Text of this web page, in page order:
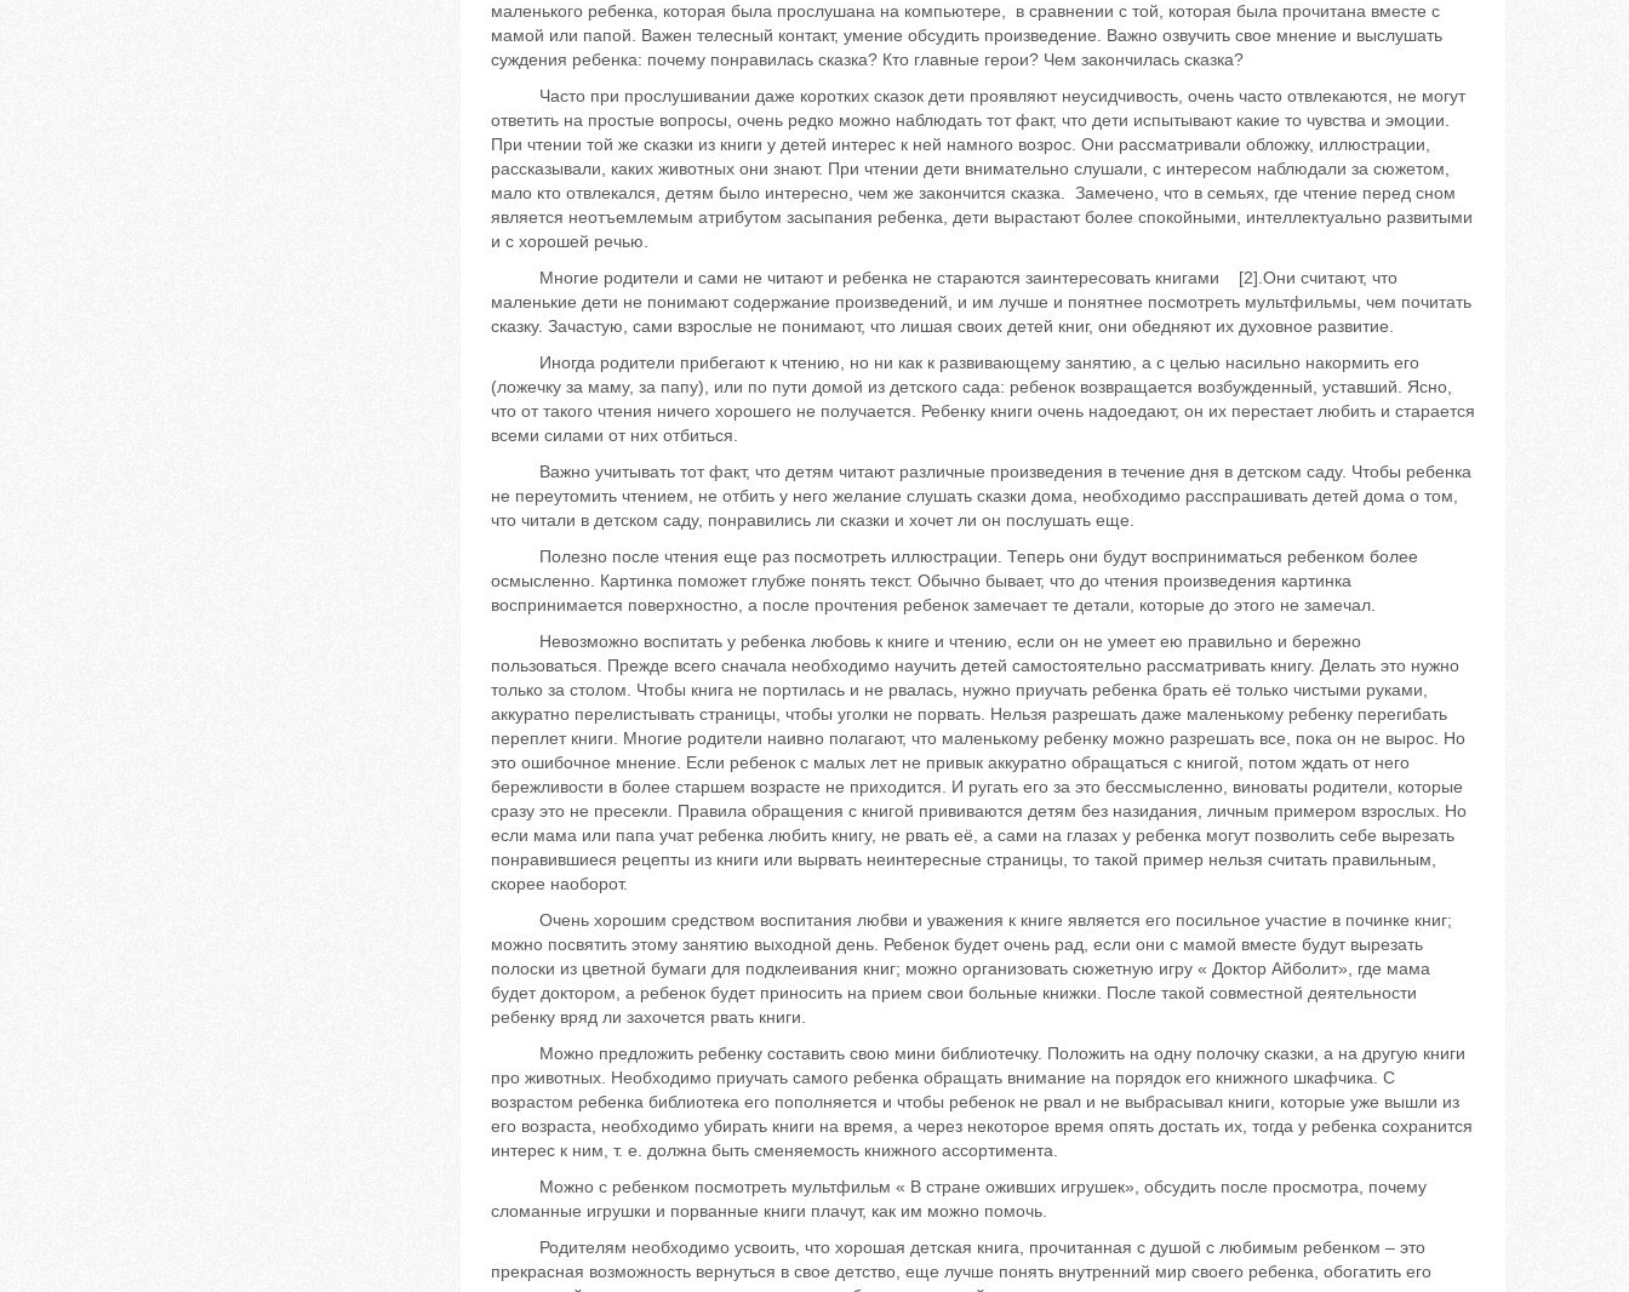
маленького ребенка, которая была прослушана на компьютере, в сравнении с той, которая была прочитана вместе с
мамой или папой. Важен телесный контакт, умение обсудить произведение. Важно озвучить свое мнение и выслушать
суждения ребенка: почему понравилась сказка? Кто главные герои? Чем закончилась сказка?
Часто при прослушивании даже коротких сказок дети проявляют неусидчивость, очень часто отвлекаются, не могут
ответить на простые вопросы, очень редко можно наблюдать тот факт, что дети испытывают какие то чувства и эмоции.
При чтении той же сказки из книги у детей интерес к ней намного возрос. Они рассматривали обложку, иллюстрации,
рассказывали, каких животных они знают. При чтении дети внимательно слушали, с интересом наблюдали за сюжетом,
мало кто отвлекался, детям было интересно, чем же закончится сказка. Замечено, что в семьях, где чтение перед сном
является неотъемлемым атрибутом засыпания ребенка, дети вырастают более спокойными, интеллектуально развитыми
и с хорошей речью.
Многие родители и сами не читают и ребенка не стараются заинтересовать книгами [2].Они считают, что
маленькие дети не понимают содержание произведений, и им лучше и понятнее посмотреть мультфильмы, чем почитать
сказку. Зачастую, сами взрослые не понимают, что лишая своих детей книг, они обедняют их духовное развитие.
Иногда родители прибегают к чтению, но ни как к развивающему занятию, а с целью насильно накормить его
(ложечку за маму, за папу), или по пути домой из детского сада: ребенок возвращается возбужденный, уставший. Ясно,
что от такого чтения ничего хорошего не получается. Ребенку книги очень надоедают, он их перестает любить и старается
всеми силами от них отбиться.
Важно учитывать тот факт, что детям читают различные произведения в течение дня в детском саду. Чтобы ребенка
не переутомить чтением, не отбить у него желание слушать сказки дома, необходимо расспрашивать детей дома о том,
что читали в детском саду, понравились ли сказки и хочет ли он послушать еще.
Полезно после чтения еще раз посмотреть иллюстрации. Теперь они будут восприниматься ребенком более
осмысленно. Картинка поможет глубже понять текст. Обычно бывает, что до чтения произведения картинка
воспринимается поверхностно, а после прочтения ребенок замечает те детали, которые до этого не замечал.
Невозможно воспитать у ребенка любовь к книге и чтению, если он не умеет ею правильно и бережно
пользоваться. Прежде всего сначала необходимо научить детей самостоятельно рассматривать книгу. Делать это нужно
только за столом. Чтобы книга не портилась и не рвалась, нужно приучать ребенка брать её только чистыми руками,
аккуратно перелистывать страницы, чтобы уголки не порвать. Нельзя разрешать даже маленькому ребенку перегибать
переплет книги. Многие родители наивно полагают, что маленькому ребенку можно разрешать все, пока он не вырос. Но
это ошибочное мнение. Если ребенок с малых лет не привык аккуратно обращаться с книгой, потом ждать от него
бережливости в более старшем возрасте не приходится. И ругать его за это бессмысленно, виноваты родители, которые
сразу это не пресекли. Правила обращения с книгой прививаются детям без назидания, личным примером взрослых. Но
если мама или папа учат ребенка любить книгу, не рвать её, а сами на глазах у ребенка могут позволить себе вырезать
понравившиеся рецепты из книги или вырвать неинтересные страницы, то такой пример нельзя считать правильным,
скорее наоборот.
Очень хорошим средством воспитания любви и уважения к книге является его посильное участие в починке книг;
можно посвятить этому занятию выходной день. Ребенок будет очень рад, если они с мамой вместе будут вырезать
полоски из цветной бумаги для подклеивания книг; можно организовать сюжетную игру « Доктор Айболит», где мама
будет доктором, а ребенок будет приносить на прием свои больные книжки. После такой совместной деятельности
ребенку вряд ли захочется рвать книги.
Можно предложить ребенку составить свою мини библиотечку. Положить на одну полочку сказки, а на другую книги
про животных. Необходимо приучать самого ребенка обращать внимание на порядок его книжного шкафчика. С
возрастом ребенка библиотека его пополняется и чтобы ребенок не рвал и не выбрасывал книги, которые уже вышли из
его возраста, необходимо убирать книги на время, а через некоторое время опять достать их, тогда у ребенка сохранится
интерес к ним, т. е. должна быть сменяемость книжного ассортимента.
Можно с ребенком посмотреть мультфильм « В стране оживших игрушек», обсудить после просмотра, почему
сломанные игрушки и порванные книги плачут, как им можно помочь.
Родителям необходимо усвоить, что хорошая детская книга, прочитанная с душой с любимым ребенком – это
прекрасная возможность вернуться в свое детство, еще лучше понять внутренний мир своего ребенка, обогатить его